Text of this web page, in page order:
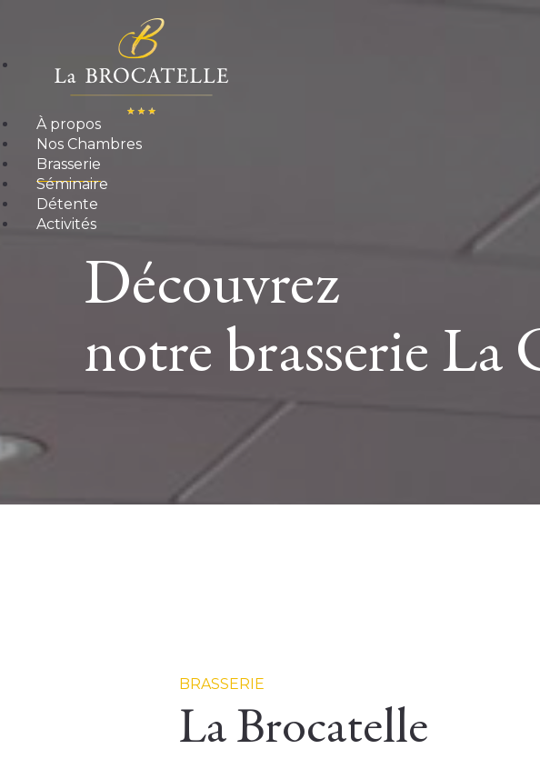
À propos
Nos Chambres
Brasserie
Séminaire
Détente
Activités
Découvrez
notre brasserie La
BRASSERIE
La Brocatelle